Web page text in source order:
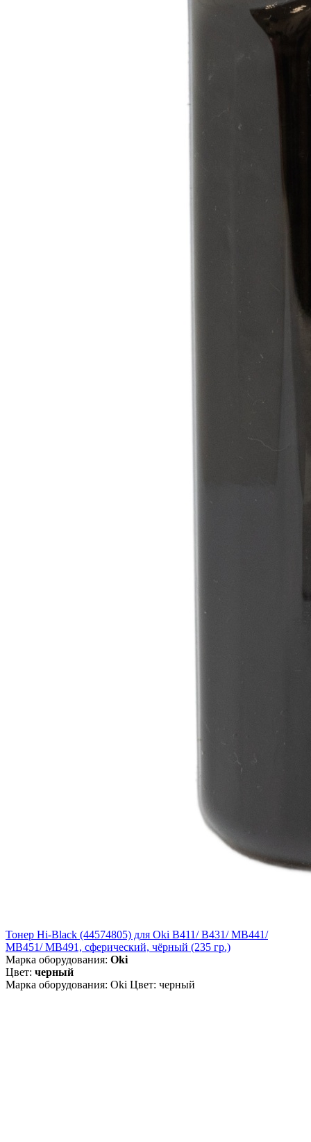
Тонер Hi-Black (44574805) для Oki B411/ B431/ MB441/
MB451/ MB491, сферический, чёрный (235 гр.)
Марка оборудования: Oki
Цвет: черный
Марка оборудования: Oki Цвет: черный